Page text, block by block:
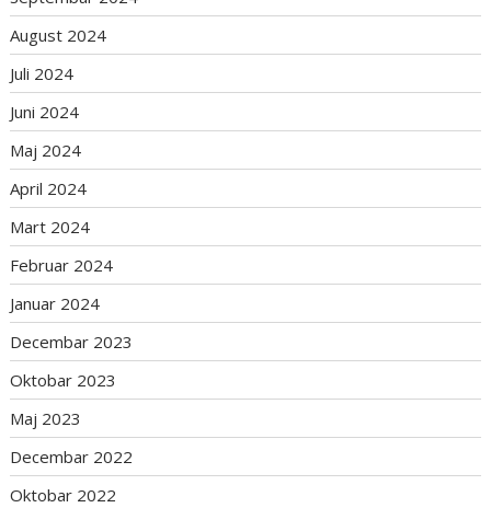
August 2024
Juli 2024
Juni 2024
Maj 2024
April 2024
Mart 2024
Februar 2024
Januar 2024
Decembar 2023
Oktobar 2023
Maj 2023
Decembar 2022
Oktobar 2022